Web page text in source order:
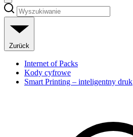
Zurück
Internet of Packs
Kody cyfrowe
Smart Printing – inteligentny druk